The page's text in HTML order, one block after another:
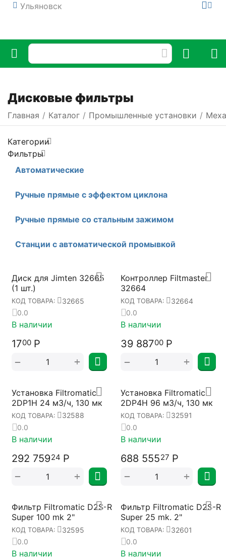
Ульяновск
Дисковые фильтры
Главная / Каталог / Промышленные установки /
Категории
Фильтры
Автоматические
Ручные прямые с эффектом циклона
Ручные прямые со стальным зажимом
Станции с автоматической промывкой
Диск для Jimten 32665
(1 шт.)
КОД ТОВАРА:
32665
0.0
В наличии
1700 Р
+
−
Контроллер Filtmaster
32664
КОД ТОВАРА:
32664
0.0
В наличии
39 88700 Р
+
−
Установка Filtromatic
2DP1H 24 м3/ч, 130 мк
КОД ТОВАРА:
32588
0.0
В наличии
292 75924 Р
+
−
Установка Filtromatic
2DP4H 96 м3/ч, 130 мк
КОД ТОВАРА:
32591
0.0
В наличии
688 55527 Р
+
−
Фильтр Filtromatic D2S-R
Super 100 mk 2"
КОД ТОВАРА:
32595
0.0
В наличии
Фильтр Filtromatic D2S-R
Super 25 mk. 2"
КОД ТОВАРА:
32601
0.0
В наличии